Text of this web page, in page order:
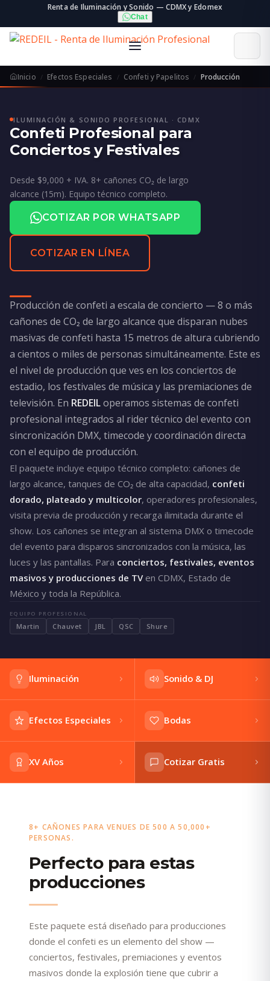
Renta de Iluminación y Sonido — CDMX y Edomex
Chat
Inicio Efectos Especiales Confeti y Papelitos Producción
ILUMINACIÓN & SONIDO PROFESIONAL · CDMX
Confeti Profesional para
Conciertos y Festivales
Desde $9,000 + IVA. 8+ cañones CO₂ de largo
alcance (15m). Equipo técnico completo.
COTIZAR POR WHATSAPP
COTIZAR EN LÍNEA
Producción de confeti a escala de concierto — 8 o más
cañones de CO₂ de largo alcance que disparan nubes
masivas de confeti hasta 15 metros de altura cubriendo
a cientos o miles de personas simultáneamente. Este es
el nivel de producción que ves en los conciertos de
estadio, los festivales de música y las premiaciones de
televisión. En REDEILoperamos sistemas de confeti
profesional integrados al rider técnico del evento con
sincronización DMX, timecode y coordinación directa
con el equipo de producción.
El paquete incluye equipo técnico completo: cañones de
largo alcance, tanques de CO₂ de alta capacidad, confeti
dorado, plateado y multicolor, operadores profesionales,
visita previa de producción y recarga ilimitada durante el
show. Los cañones se integran al sistema DMX o timecode
del evento para disparos sincronizados con la música, las
luces y las pantallas. Para conciertos, festivales, eventos
masivos y producciones de TVen CDMX, Estado de
México y toda la República.
EQUIPO PROFESIONAL
Martin Chauvet JBL QSC Shure
Iluminación Sonido & DJ
Efectos Especiales Bodas
XV Años Cotizar Gratis
8+ CAÑONES PARA VENUES DE 500 A 50,000+
PERSONAS.
Perfecto para estas
producciones
Este paquete está diseñado para producciones
donde el confeti es un elemento del show —
conciertos, festivales, premiaciones y eventos
masivos donde la explosión tiene que cubrir a